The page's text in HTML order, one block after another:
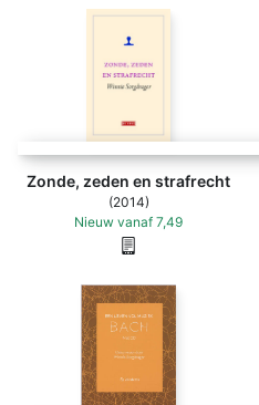
Zonde, zeden en strafrecht
(2014)
Nieuw vanaf 7,49